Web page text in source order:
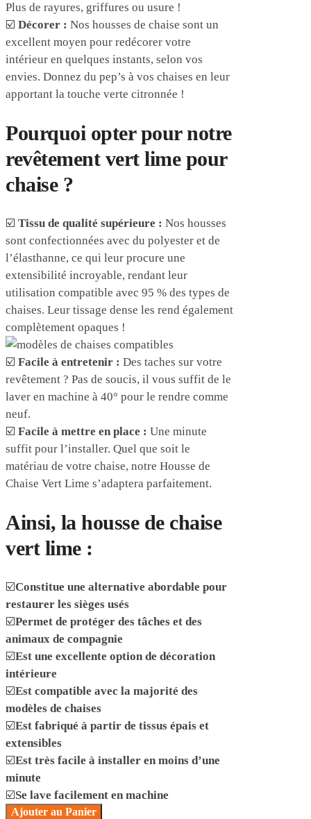
Plus de rayures, griffures ou usure !
☑️ Décorer : Nos housses de chaise sont un
excellent moyen pour redécorer votre
intérieur en quelques instants, selon vos
envies. Donnez du pep’s à vos chaises en leur
apportant la touche verte citronnée !
Pourquoi opter pour notre
revêtement vert lime pour
chaise ?
☑️ Tissu de qualité supérieure : Nos housses
sont confectionnées avec du polyester et de
l’élasthanne, ce qui leur procure une
extensibilité incroyable, rendant leur
utilisation compatible avec 95 % des types de
chaises. Leur tissage dense les rend également
complètement opaques !
☑️ Facile à entretenir : Des taches sur votre
revêtement ? Pas de soucis, il vous suffit de le
laver en machine à 40° pour le rendre comme
neuf.
☑️ Facile à mettre en place : Une minute
suffit pour l’installer. Quel que soit le
matériau de votre chaise, notre Housse de
Chaise Vert Lime s’adaptera parfaitement.
Ainsi, la housse de chaise
vert lime :
☑️Constitue une alternative abordable pour
restaurer les sièges usés
☑️Permet de protéger des tâches et des
animaux de compagnie
☑️Est une excellente option de décoration
intérieure
☑️Est compatible avec la majorité des
modèles de chaises
☑️Est fabriqué à partir de tissus épais et
extensibles
☑️Est très facile à installer en moins d’une
minute
☑️Se lave facilement en machine
Ajouter au Panier